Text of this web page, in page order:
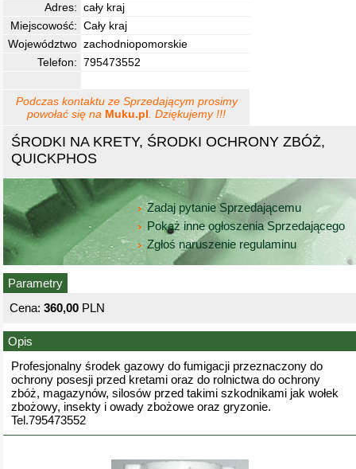
ŚRODKI NA KRETY, ŚRODKI OCHRONY ZBÓŻ,
QUICKPHOS
Zadaj pytanie Sprzedającemu
Pokaż inne ogłoszenia Sprzedającego
Zgłoś naruszenie regulaminu
Parametry
Cena: 360,00 PLN
Adres: cały kraj
Miejscowość: Cały kraj
Województwo zachodniopomorskie
Telefon: 795473552
Podczas kontaktu ze Sprzedającym prosimy
powołać się na Muku.pl . Dziękujemy !!!
Opis
Profesjonalny środek gazowy do fumigacji przeznaczony do
ochrony posesji przed kretami oraz do rolnictwa do ochrony
zbóż, magazynów, silosów przed takimi szkodnikami jak wołek
zbożowy, insekty i owady zbożowe oraz gryzonie.
Tel.795473552